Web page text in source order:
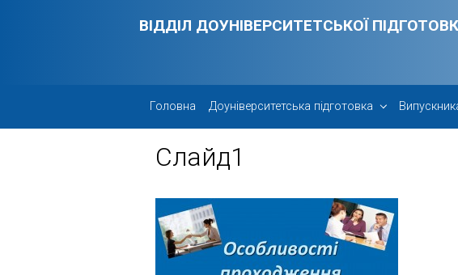
ВІДДІЛ ДОУНІВЕРСИТЕТСЬКОЇ
Головна Доуніверситетська підготовка
Слайд1